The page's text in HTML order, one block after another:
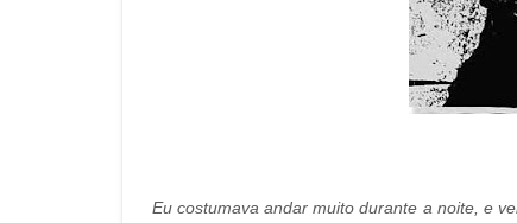
Eu costumava andar muito durante a noite, e